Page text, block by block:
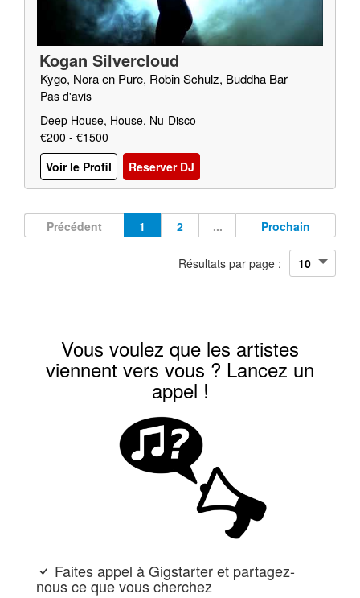
Kogan Silvercloud
Kygo, Nora en Pure, Robin Schulz, Buddha Bar
Pas d'avis
Deep House, House, Nu-Disco
€200 - €1500
Voir le Profil
Reserver DJ
Précédent 1 2 ... Prochain
Résultats par page :
Vous voulez que les artistes
viennent vers vous ? Lancez un
appel !
Faites appel à Gigstarter et partagez-
nous ce que vous cherchez